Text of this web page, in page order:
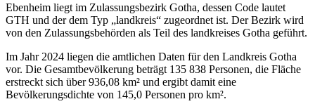
Ebenheim liegt im Zulassungsbezirk Gotha, dessen Code lautet
GTH und der dem Typ „landkreis“ zugeordnet ist. Der Bezirk wird
von den Zulassungsbehörden als Teil des landkreises Gotha geführt.
Im Jahr 2024 liegen die amtlichen Daten für den Landkreis Gotha
vor. Die Gesamtbevölkerung beträgt 135 838 Personen, die Fläche
erstreckt sich über 936,08 km² und ergibt damit eine
Bevölkerungsdichte von 145,0 Personen pro km².